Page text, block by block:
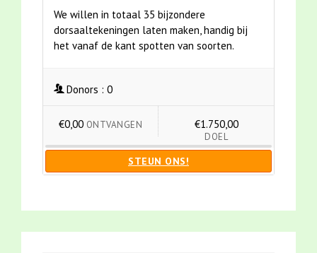
We willen in totaal 35 bijzondere
dorsaaltekeningen laten maken, handig bij
het vanaf de kant spotten van soorten.
Donors : 0
€0,00 ONTVANGEN €1.750,00
DOEL
STEUN ONS!